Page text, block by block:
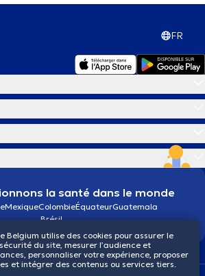
FR
la santé dans le monde
MexiqueColombieÉquateurGuatemala
Brésil
Belgium utilise des cookies pour assurer le
du site, mesurer l’audience et
personnaliser votre expérience, proposer
et intégrer des contenus ou services tiers.